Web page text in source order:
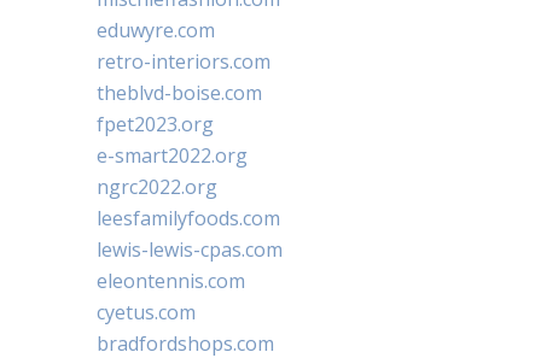
eduwyre.com
retro-interiors.com
theblvd-boise.com
fpet2023.org
e-smart2022.org
ngrc2022.org
leesfamilyfoods.com
lewis-lewis-cpas.com
eleontennis.com
cyetus.com
bradfordshops.com